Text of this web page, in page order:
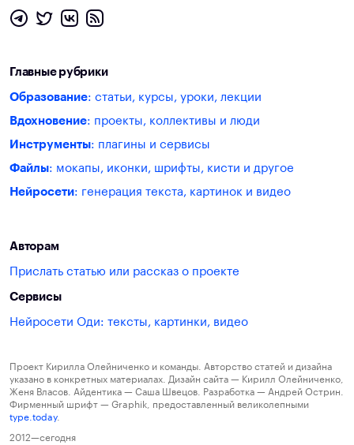
Главные рубрики
Образование: статьи, курсы, уроки, лекции
Вдохновение: проекты, коллективы и люди
Инструменты: плагины и сервисы
Файлы: мокапы, иконки, шрифты, кисти и другое
Нейросети: генерация текста, картинок и видео
Авторам
Прислать статью или рассказ о проекте
Сервисы
Нейросети Оди: тексты, картинки, видео
Проект Кирилла Олейниченко и команды. Авторство статей и дизайна
указано в конкретных материалах. Дизайн сайта — Кирилл Олейниченко,
Женя Власов. Айдентика — Саша Швецов. Разработка — Андрей Острин.
Фирменный шрифт — Graphik, предоставленный великолепными
type.today.
2012—сегодня